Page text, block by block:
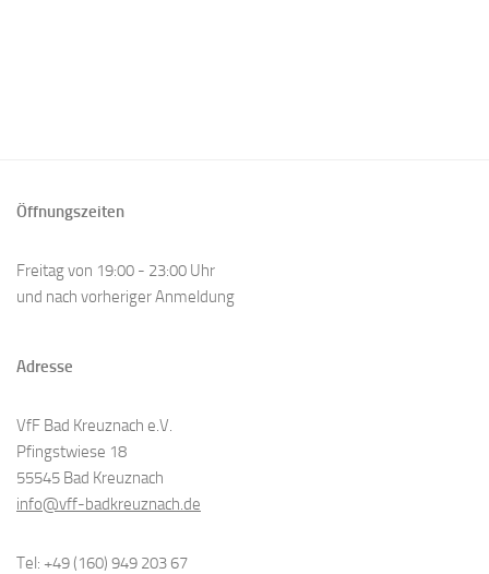
Öffnungszeiten
Freitag von 19:00 - 23:00 Uhr
und nach vorheriger Anmeldung
Adresse
VfF Bad Kreuznach e.V.
Pfingstwiese 18
55545 Bad Kreuznach
info@vff-badkreuznach.de
Tel: +49 (160) 949 203 67